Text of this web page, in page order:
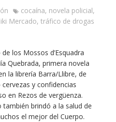
cocaína, novela policial,
Mercado, tráfico de drogas
los Mossos d’Esquadra
Quebrada, primera novela
la librería Barra/Llibre, de
y confidencias
en Rezos de vergüenza.
brindó a la salud de
el mejor del Cuerpo.